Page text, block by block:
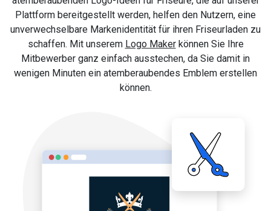
Plattform bereitgestellt werden, helfen den Nutzern, eine
unverwechselbare Markenidentität für ihren Friseurladen zu
schaffen. Mit unserem Logo Makerkönnen Sie Ihre
Mitbewerber ganz einfach ausstechen, da Sie damit in
wenigen Minuten ein atemberaubendes Emblem erstellen
können.